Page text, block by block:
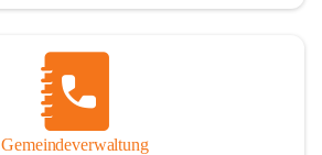
Gemeindeverwaltung